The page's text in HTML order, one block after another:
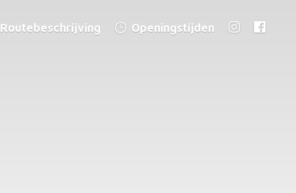
Routebeschrijving Openingstijden